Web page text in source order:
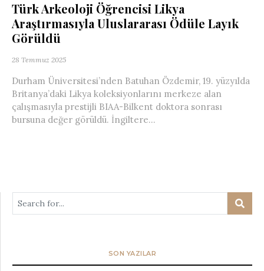
Türk Arkeoloji Öğrencisi Likya
Araştırmasıyla Uluslararası Ödüle Layık
Görüldü
28 Temmuz 2025
Durham Üniversitesi’nden Batuhan Özdemir, 19. yüzyılda
Britanya’daki Likya koleksiyonlarını merkeze alan
çalışmasıyla prestijli BIAA-Bilkent doktora sonrası
bursuna değer görüldü. İngiltere...
SON YAZILAR